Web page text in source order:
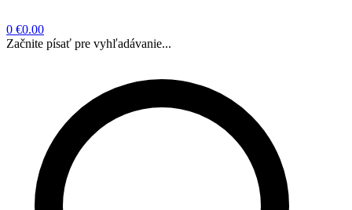
0 €0.00
Začnite písať pre vyhľadávanie...